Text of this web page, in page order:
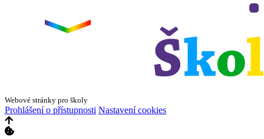
Webové stránky pro školy
Prohlášení o přístupnosti Nastavení cookies